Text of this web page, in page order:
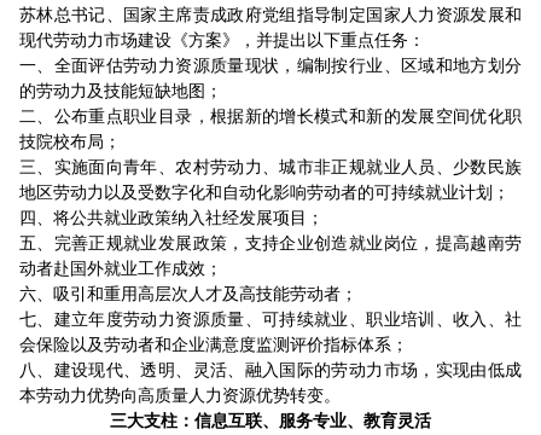
苏林总书记、国家主席责成政府党组指导制定国家人力资源发展和
现代劳动力市场建设《方案》，并提出以下重点任务：
一、全面评估劳动力资源质量现状，编制按行业、区域和地方划分
的劳动力及技能短缺地图；
二、公布重点职业目录，根据新的增长模式和新的发展空间优化职
技院校布局；
三、实施面向青年、农村劳动力、城市非正规就业人员、少数民族
地区劳动力以及受数字化和自动化影响劳动者的可持续就业计划；
四、将公共就业政策纳入社经发展项目；
五、完善正规就业发展政策，支持企业创造就业岗位，提高越南劳
动者赴国外就业工作成效；
六、吸引和重用高层次人才及高技能劳动者；
七、建立年度劳动力资源质量、可持续就业、职业培训、收入、社
会保险以及劳动者和企业满意度监测评价指标体系；
八、建设现代、透明、灵活、融入国际的劳动力市场，实现由低成
本劳动力优势向高质量人力资源优势转变。
三大支柱：信息互联、服务专业、教育灵活